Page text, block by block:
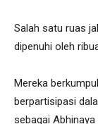
Salah satu ruas
dipenuhi oleh
Mereka
berpartisipasi
sebagai